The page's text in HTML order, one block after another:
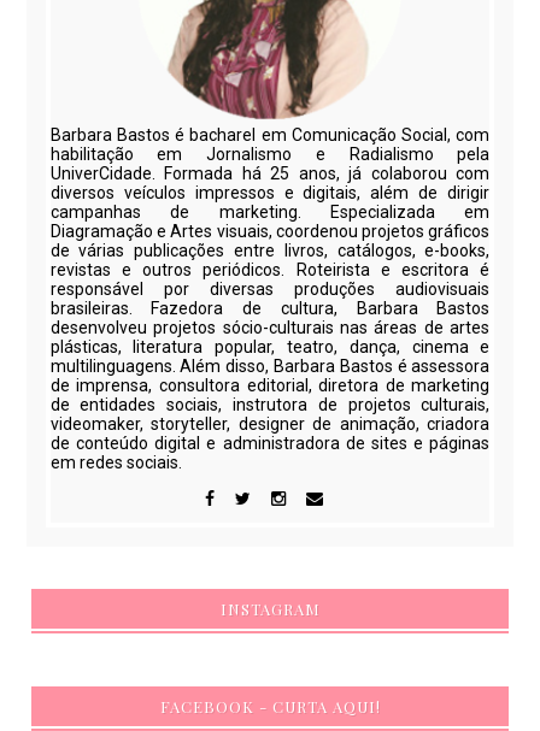
Barbara Bastos é bacharel em Comunicação Social, com
habilitação em Jornalismo e Radialismo pela
UniverCidade. Formada há 25 anos, já colaborou com
diversos veículos impressos e digitais, além de dirigir
campanhas de marketing. Especializada em
Diagramação e Artes visuais, coordenou projetos gráficos
de várias publicações entre livros, catálogos, e-books,
revistas e outros periódicos. Roteirista e escritora é
responsável por diversas produções audiovisuais
brasileiras. Fazedora de cultura, Barbara Bastos
desenvolveu projetos sócio-culturais nas áreas de artes
plásticas, literatura popular, teatro, dança, cinema e
multilinguagens. Além disso, Barbara Bastos é assessora
de imprensa, consultora editorial, diretora de marketing
de entidades sociais, instrutora de projetos culturais,
videomaker, storyteller, designer de animação, criadora
de conteúdo digital e administradora de sites e páginas
em redes sociais.
INSTAGRAM
FACEBOOK - CURTA AQUI!